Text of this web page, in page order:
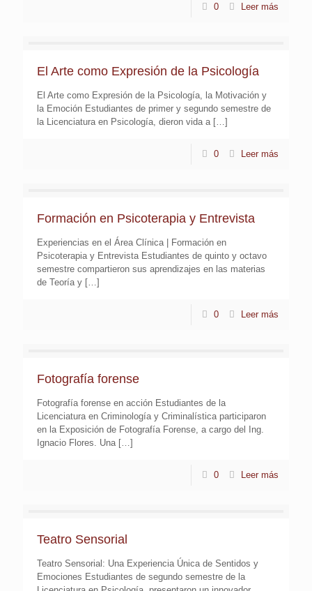
0 Leer más
El Arte como Expresión de la Psicología
El Arte como Expresión de la Psicología, la Motivación y
la Emoción Estudiantes de primer y segundo semestre de
la Licenciatura en Psicología, dieron vida a […]
0 Leer más
Formación en Psicoterapia y Entrevista
Experiencias en el Área Clínica | Formación en
Psicoterapia y Entrevista Estudiantes de quinto y octavo
semestre compartieron sus aprendizajes en las materias
de Teoría y […]
0 Leer más
Fotografía forense
Fotografía forense en acción Estudiantes de la
Licenciatura en Criminología y Criminalística participaron
en la Exposición de Fotografía Forense, a cargo del Ing.
Ignacio Flores. Una […]
0 Leer más
Teatro Sensorial
Teatro Sensorial: Una Experiencia Única de Sentidos y
Emociones Estudiantes de segundo semestre de la